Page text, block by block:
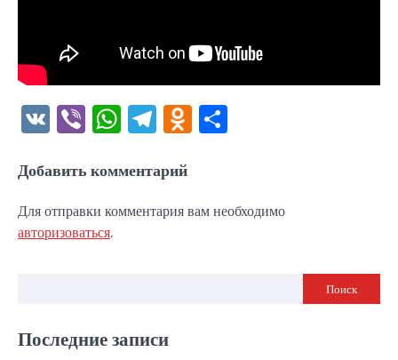
VK ViberWhatsApp
Telegram
Odnoklassniki
Добавить комментарий
Для отправки комментария вам необходимо
авторизоваться.
Поиск
Последние записи